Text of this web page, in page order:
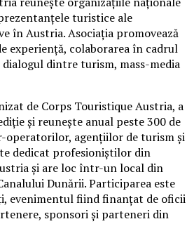
turistice ale
în Austria. Asociația promovează
experiență, colaborarea în cadrul
dintre turism, mass-media
de Corps Touristique Austria, a
și reunește anual peste 300 de
agențiilor de turism și
dedicat profesioniștilor din
și are loc într-un local din
Dunării. Participarea este
evenimentul fiind finanțat de oficii
sponsori și parteneri din